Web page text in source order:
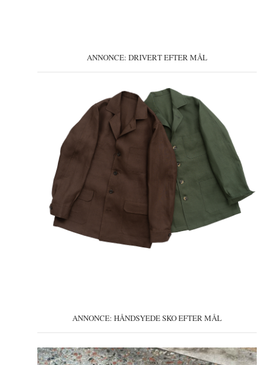
ANNONCE: DRIVERT EFTER MÅL
ANNONCE: HÅNDSYEDE SKO EFTER MÅL